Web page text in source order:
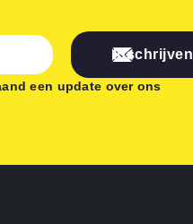
Inschrijven
een update over ons